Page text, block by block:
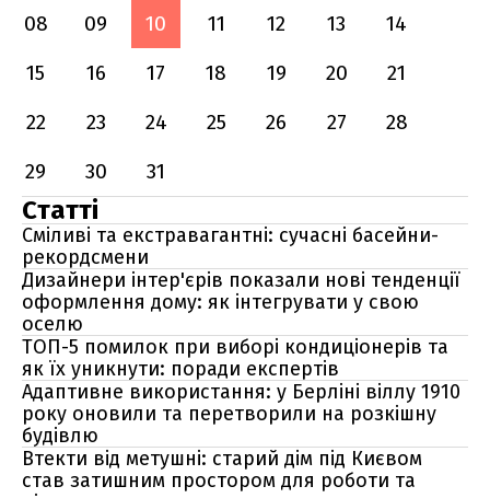
08
09 10 11 12 13
14
15
16 17 18 19 20
21
22
23 24 25 26 27
28
29
30 31
Статті
Сміливі та екстравагантні: сучасні басейни-
рекордсмени
Дизайнери інтер'єрів показали нові тенденції
оформлення дому: як інтегрувати у свою
оселю
ТОП-5 помилок при виборі кондиціонерів та
як їх уникнути: поради експертів
Адаптивне використання: у Берліні віллу 1910
року оновили та перетворили на розкішну
будівлю
Втекти від метушні: старий дім під Києвом
став затишним простором для роботи та